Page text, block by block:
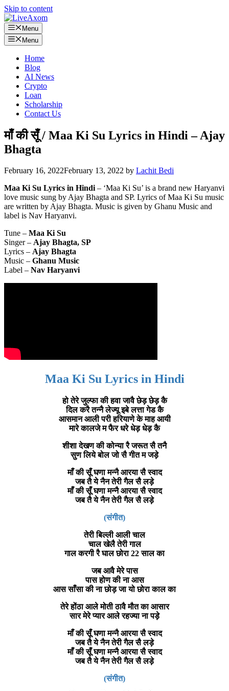
Skip to content
Menu
Menu
Home
Blog
AI News
Crypto
Loan
Scholarship
Contact Us
माँ की सूँ / Maa Ki Su Lyrics in Hindi – Ajay
Bhagta
February 16, 2022February 13, 2022 by Lachit Bedi
Maa Ki Su Lyrics in Hindi– ‘Maa Ki Su’ is a brand new Haryanvi
love music sung by Ajay Bhagta and SP. Lyrics of Maa Ki Su music
are written by Ajay Bhagta. Music is given by Ghanu Music and
label is Nav Haryanvi.
Tune – Maa Ki Su
Singer – Ajay Bhagta, SP
Lyrics – Ajay Bhagta
Music – Ghanu Music
Label – Nav Haryanvi
Maa Ki Su Lyrics in Hindi
हो तेरे जुल्फा की हवा जावै छेड़ छेड़ कै
दिल करै तन्नै लेज्यू इबे लत्ता गेड कै
आसमान आली परी हरियाणे के माह आयी
मारे कालजे म फैर धरे धेड़ धेड़ कै
शीशा देखण की कोन्या रै जरूत सै तनै
सुण लिये बोल जो सै गीत म जड़े
माँ की सूँ घणा मन्नै आरया सै स्वाद
जब तै ये नैन तेरी गैल सै लड़े
माँ की सूँ घणा मन्नै आरया सै स्वाद
जब तै ये नैन तेरी गैल सै लड़े
(संगीत)
तेरी बिल्ली आली चाल
चाल खेलै तेरी गाल
गाल करगी रै घाल छोरा 22 साल का
जब आवै मेरे पास
पास होण की ना आस
आस साँसा की ना छोड़ जा यो छोरा काल का
तेरे होंठा आले मोती ठावै मौत का आसार
सार मेरे प्यार आले रहज्या ना पड़े
माँ की सूँ घणा मन्नै आरया सै स्वाद
जब तै ये नैन तेरी गैल सै लड़े
माँ की सूँ घणा मन्नै आरया सै स्वाद
जब तै ये नैन तेरी गैल सै लड़े
(संगीत)